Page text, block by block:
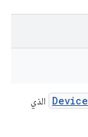
Device
الذي